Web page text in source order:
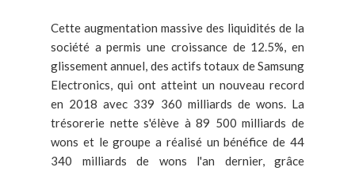
Cette augmentation massive des liquidités de la
société a permis une croissance de 12.5%, en
glissement annuel, des actifs totaux de Samsung
Electronics, qui ont atteint un nouveau record
en 2018 avec 339 360 milliards de wons. La
trésorerie nette s'élève à 89 500 milliards de
wons et le groupe a réalisé un bénéfice de 44
340 milliards de wons l'an dernier, grâce